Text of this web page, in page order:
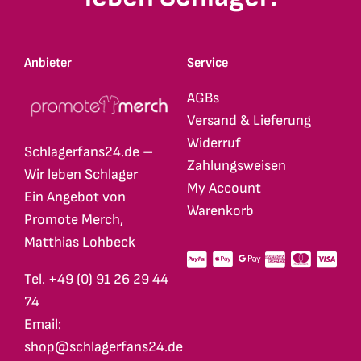
Anbieter
Schlagerfans24.de –
Wir leben Schlager
Ein Angebot von
Promote Merch,
Matthias Lohbeck
Tel. +49 (0) 91 26 29 44
74
Email:
shop@schlagerfans24.de
Service
AGBs
Versand & Lieferung
Widerruf
Zahlungsweisen
My Account
Warenkorb